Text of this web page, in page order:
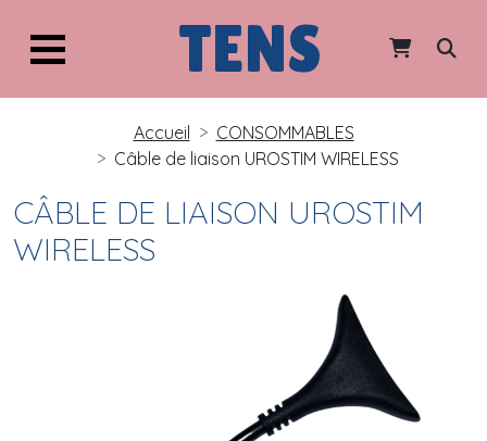
TENS
Accueil
CONSOMMABLES
Câble de liaison UROSTIM WIRELESS
CÂBLE DE LIAISON UROSTIM
WIRELESS